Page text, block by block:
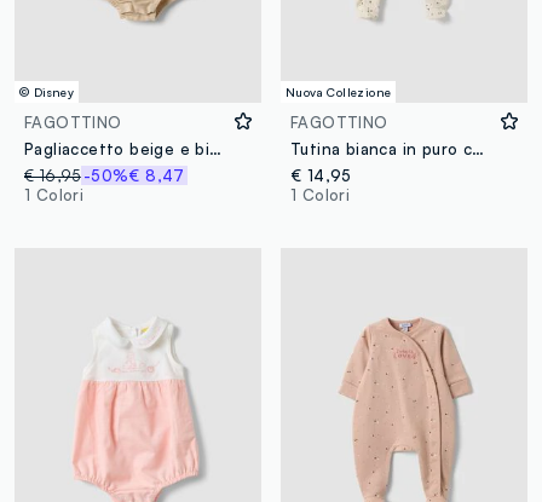
© Disney
FAGOTTINO
Pagliaccetto beige e bianco in misto cotone e lino con ricamo Winnie The Pooh per neonati
€ 16,95-50%€ 8,47
1 Colori
Nuova Collezione
FAGOTTINO
Tutina bianca in puro cotone organico con fantasia per neonati
€ 14,95
1 Colori